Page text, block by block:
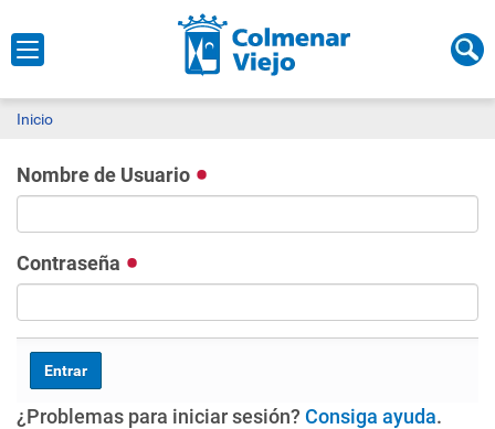
Inicio
Nombre de Usuario
Contraseña
¿Problemas para iniciar sesión? Consiga ayuda.